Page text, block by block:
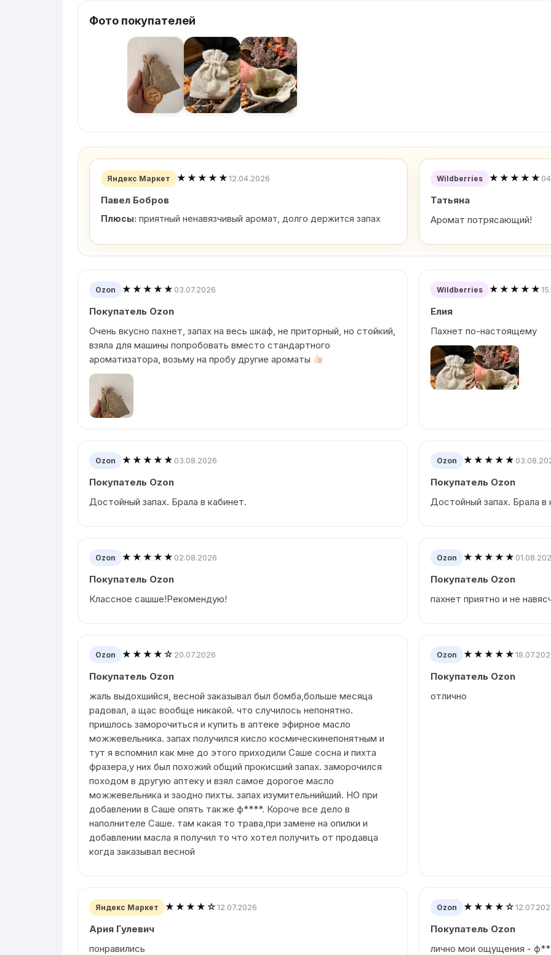
Фото покупателей
Яндекс Маркет ★★★★★12.04.2026
Павел Бобров
Плюсы: приятный ненавязчивый аромат, долго держится запах
Wildberries ★★★★★
Татьяна
Аромат потрясающий!
Ozon ★★★★★ 03.07.2026
Покупатель Ozon
Очень вкусно пахнет, запах на весь шкаф, не приторный, но стойкий,
взяла для машины попробовать вместо стандартного
ароматизатора, возьму на пробу другие ароматы
Wildberries ★★★★★
Елия
Пахнет по-настоящему
Ozon ★★★★★ 03.08.2026
Покупатель Ozon
Достойный запах. Брала в кабинет.
Ozon ★★★★★
Покупатель Ozon
Достойный запах. Брала в
Ozon ★★★★★ 02.08.2026
Покупатель Ozon
Классное сашше!Рекомендую!
Ozon ★★★★★
Покупатель Ozon
пахнет приятно и не
Ozon ★★★★☆ 20.07.2026
Покупатель Ozon
жаль выдохшийся, весной заказывал был бомба,больше месяца
радовал, а щас вообще никакой. что случилось непонятно.
пришлось заморочиться и купить в аптеке эфирное масло
можжевельника. запах получился кисло космическинепонятным и
тут я вспомнил как мне до этого приходили Саше сосна и пихта
фразера,у них был похожий общий прокисший запах. заморочился
походом в другую аптеку и взял самое дорогое масло
можжевельника и заодно пихты. запах изумительнийший. НО при
добавлении в Саше опять также ф****. Короче все дело в
наполнителе Саше. там какая то трава,при замене на опилки и
добавлении масла я получил то что хотел получить от продавца
когда заказывал весной
Ozon ★★★★★
Покупатель Ozon
отлично
Яндекс Маркет ★★★★☆12.07.2026
Ария Гулевич
понравились
Ozon ★★★★☆
Покупатель Ozon
лично мои ощущения -